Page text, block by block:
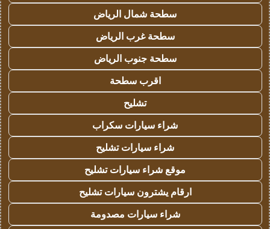
سطحة شمال الرياض
سطحة غرب الرياض
سطحة جنوب الرياض
اقرب سطحة
تشليح
شراء سيارات سكراب
شراء سيارات تشليح
موقع شراء سيارات تشليح
ارقام يشترون سيارات تشليح
شراء سيارات مصدومة